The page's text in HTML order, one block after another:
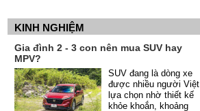
KINH NGHIỆM
Gia đình 2 - 3 con nên mua SUV hay
MPV?
SUV đang là dòng xe
được nhiều người Việt
lựa chọn nhờ thiết kế
khỏe khoắn, khoảng